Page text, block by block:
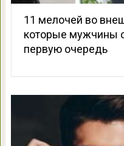
11 мелочей во
которые мужчины
первую очередь